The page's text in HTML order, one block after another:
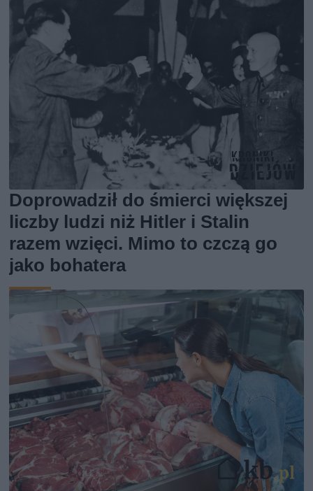
Doprowadził do śmierci większej
liczby ludzi niż Hitler i Stalin
razem wzięci. Mimo to czczą go
jako bohatera